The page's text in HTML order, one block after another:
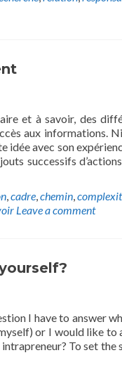
et à savoir, des
aux informations.
idée avec son
successifs
,cadre,chemin,
Leave a comment
I have to answer
or I would like to
To set the